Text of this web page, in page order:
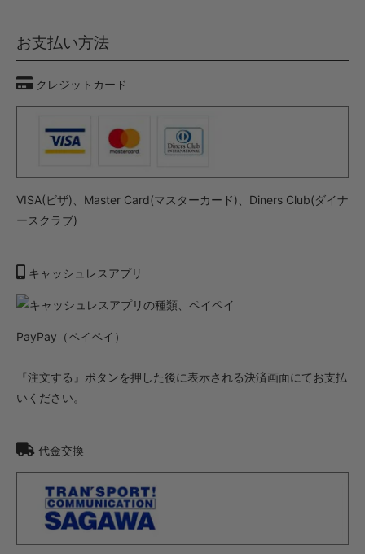
お支払い方法
クレジットカード
VISA(ビザ)、Master Card(マスターカード)、Diners Club(ダイナ
ースクラブ)
キャッシュレスアプリ
PayPay（ペイペイ）
『注文する』ボタンを押した後に表示される決済画面にてお支払
いください。
代金交換